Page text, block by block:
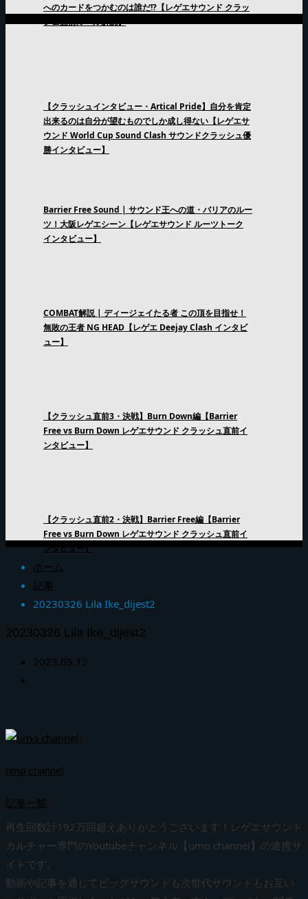
へのカードをつかむのは誰だ!?【レゲエサウンド クラッ
シュ直前ルール解説】
【クラッシュインタビュー・Artical Pride】自分を肯定
出来るのは自分が望むものでしか成し得ない【レゲエサ
ウンド World Cup Sound Clash サウンドクラッシュ優
勝インタビュー】
Barrier Free Sound | サウンド王への道・バリアのルー
ツ！大阪レゲエシーン【レゲエサウンド ルーツトーク
インタビュー】
COMBAT解説 | ディージェイたる者 この頂を目指せ！
無敗の王者 NG HEAD【レゲエ Deejay Clash インタビ
ュー】
【クラッシュ直前3・決戦】Burn Down編【Barrier
Free vs Burn Down レゲエサウンド クラッシュ直前イ
ンタビュー】
【クラッシュ直前2・決戦】Barrier Free編【Barrier
Free vs Burn Down レゲエサウンド クラッシュ直前イ
ンタビュー】
ホーム
記事
20230326 Lila Ike_dijest2
20230326 Lila Ike_dijest2
2023.05.12
umo channel
記事一覧
再生回数計192万回超えありがとうございます！レゲエサウンド
カルチャー専門のYoutubeチャンネル【umo channel】の連携サ
イトです。
動画や記事を通じてビッグサウンドも次世代サウンドもお互い